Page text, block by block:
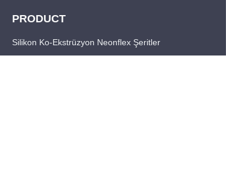
PRODUCT
Silikon Ko-Ekstrüzyon Neonflex Şeritler